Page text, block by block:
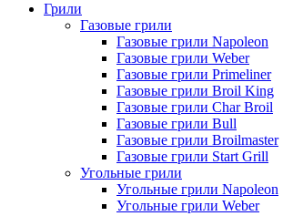
Грили
Газовые грили
Газовые грили Napoleon
Газовые грили Weber
Газовые грили Primeliner
Газовые грили Broil King
Газовые грили Char Broil
Газовые грили Bull
Газовые грили Broilmaster
Газовые грили Start Grill
Угольные грили
Угольные грили Napoleon
Угольные грили Weber